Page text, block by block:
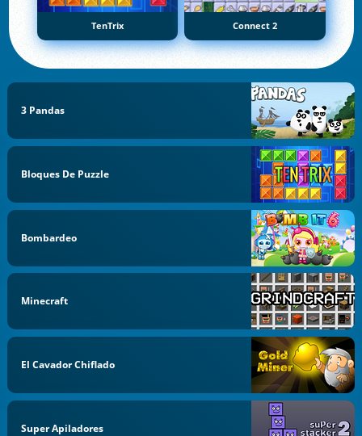
TenTrix Connect 2
3 Pandas
Bloques De Puzzle
Bombardeo
Minecraft
El Cavador Chiflado
Super Apiladores